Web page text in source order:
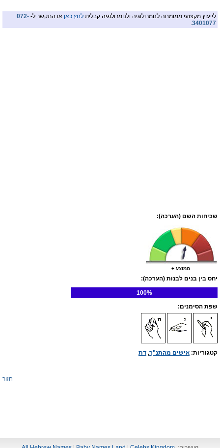
לייעוץ מקצועי ממומחה לנומרולוגיה ולנומרולוגיה קבלית לחץ כאן או התקשר ל- 072-
3401077
.
שכיחות השם (הערכה):
ממוצע +
יחס בין בנים לבנות (הערכה):
100%
שפת הסימנים:
קטגוריות: אישים מהתנ"ך, דת
חזור